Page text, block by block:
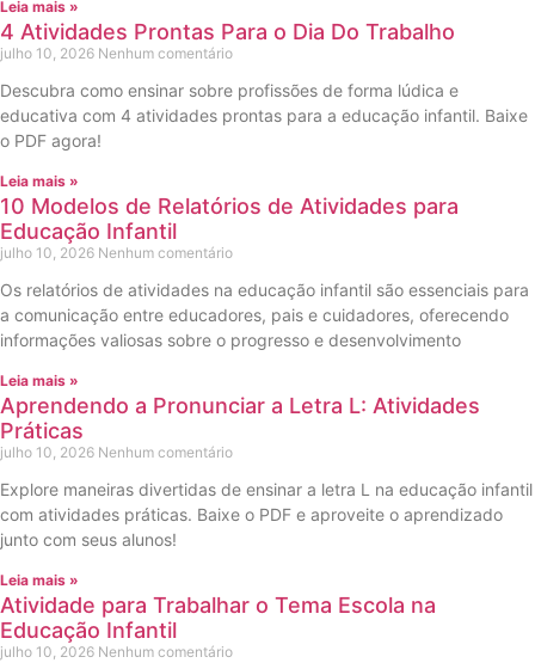
Leia mais »
4 Atividades Prontas Para o Dia Do Trabalho
julho 10, 2026 Nenhum comentário
Descubra como ensinar sobre profissões de forma lúdica e
educativa com 4 atividades prontas para a educação infantil. Baixe
o PDF agora!
Leia mais »
10 Modelos de Relatórios de Atividades para
Educação Infantil
julho 10, 2026 Nenhum comentário
Os relatórios de atividades na educação infantil são essenciais para
a comunicação entre educadores, pais e cuidadores, oferecendo
informações valiosas sobre o progresso e desenvolvimento
Leia mais »
Aprendendo a Pronunciar a Letra L: Atividades
Práticas
julho 10, 2026 Nenhum comentário
Explore maneiras divertidas de ensinar a letra L na educação infantil
com atividades práticas. Baixe o PDF e aproveite o aprendizado
junto com seus alunos!
Leia mais »
Atividade para Trabalhar o Tema Escola na
Educação Infantil
julho 10, 2026 Nenhum comentário